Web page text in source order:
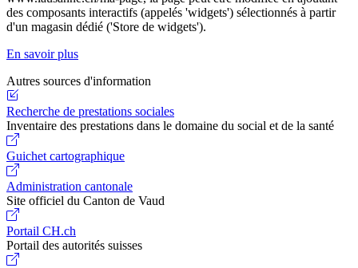
des composants interactifs (appelés 'widgets') sélectionnés à partir
d'un magasin dédié ('Store de widgets').
En savoir plus
Autres sources d'information
Recherche de prestations sociales
Inventaire des prestations dans le domaine du social et de la santé
Guichet cartographique
Administration cantonale
Site officiel du Canton de Vaud
Portail CH.ch
Portail des autorités suisses